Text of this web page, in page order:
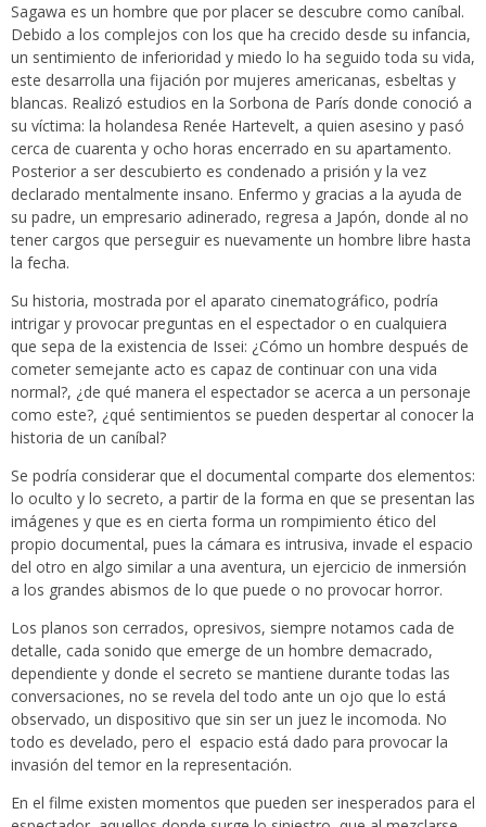
Sagawa es un hombre que por placer se descubre como caníbal.
Debido a los complejos con los que ha crecido desde su infancia,
un sentimiento de inferioridad y miedo lo ha seguido toda su vida,
este desarrolla una fijación por mujeres americanas, esbeltas y
blancas. Realizó estudios en la Sorbona de París donde conoció a
su víctima: la holandesa Renée Hartevelt, a quien asesino y pasó
cerca de cuarenta y ocho horas encerrado en su apartamento.
Posterior a ser descubierto es condenado a prisión y la vez
declarado mentalmente insano. Enfermo y gracias a la ayuda de
su padre, un empresario adinerado, regresa a Japón, donde al no
tener cargos que perseguir es nuevamente un hombre libre hasta
la fecha.
Su historia, mostrada por el aparato cinematográfico, podría
intrigar y provocar preguntas en el espectador o en cualquiera
que sepa de la existencia de Issei: ¿Cómo un hombre después de
cometer semejante acto es capaz de continuar con una vida
normal?, ¿de qué manera el espectador se acerca a un personaje
como este?, ¿qué sentimientos se pueden despertar al conocer la
historia de un caníbal?
Se podría considerar que el documental comparte dos elementos:
lo oculto y lo secreto, a partir de la forma en que se presentan las
imágenes y que es en cierta forma un rompimiento ético del
propio documental, pues la cámara es intrusiva, invade el espacio
del otro en algo similar a una aventura, un ejercicio de inmersión
a los grandes abismos de lo que puede o no provocar horror.
Los planos son cerrados, opresivos, siempre notamos cada de
detalle, cada sonido que emerge de un hombre demacrado,
dependiente y donde el secreto se mantiene durante todas las
conversaciones, no se revela del todo ante un ojo que lo está
observado, un dispositivo que sin ser un juez le incomoda. No
todo es develado, pero el espacio está dado para provocar la
invasión del temor en la representación.
En el filme existen momentos que pueden ser inesperados para el